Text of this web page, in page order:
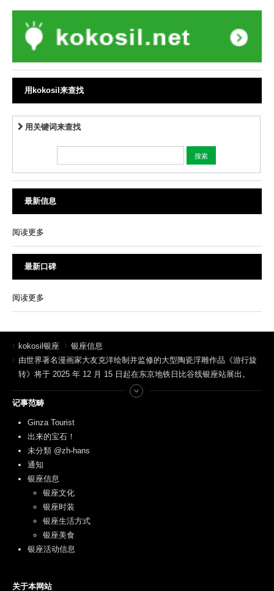
用kokosil来查找
用关键词来查找
最新信息
阅读更多
最新口碑
阅读更多
kokosil银座
银座信息
由世界著名漫画家大友克洋绘制并监修的大型陶瓷浮雕作品《游行旋
转》将于 2025 年 12 月 15 日起在东京地铁日比谷线银座站展出。
记事范畴
Ginza Tourist
出来的宝石！
未分類 @zh-hans
通知
银座信息
银座文化
银座时装
银座生活方式
银座美食
银座活动信息
关于本网站